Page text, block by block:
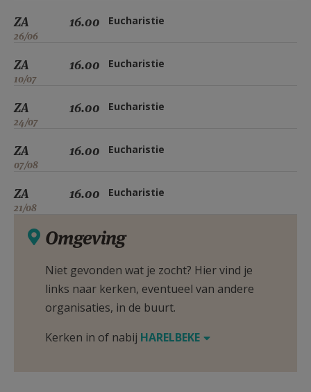
ZA
26/06
16.00 Eucharistie
ZA
10/07
16.00 Eucharistie
ZA
24/07
16.00 Eucharistie
ZA
07/08
16.00 Eucharistie
ZA
21/08
16.00 Eucharistie
Omgeving
Niet gevonden wat je zocht? Hier vind je
links naar kerken, eventueel van andere
organisaties, in de buurt.
Kerken in of nabij HARELBEKE